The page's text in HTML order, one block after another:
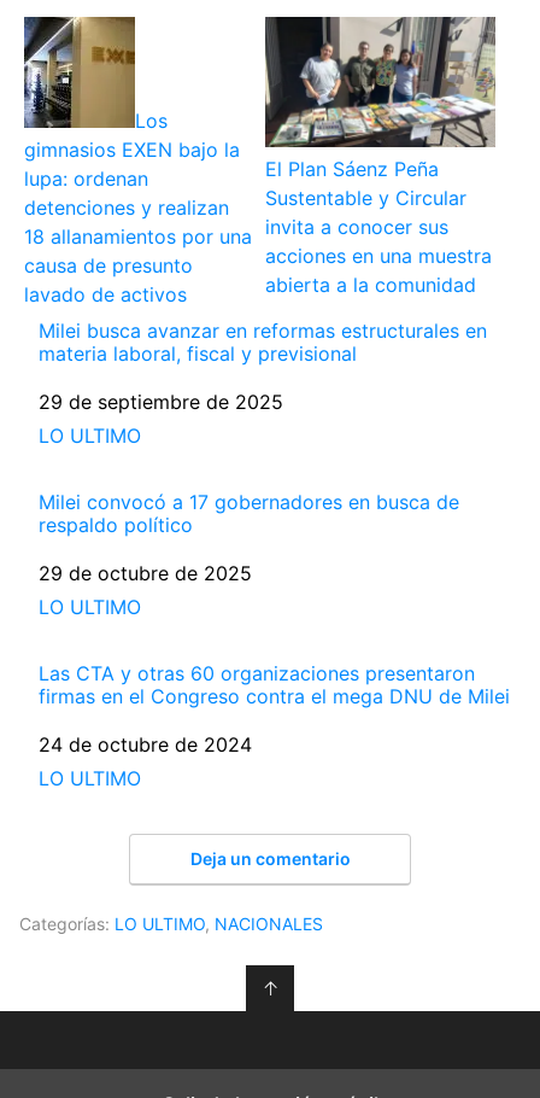
Los
gimnasios EXEN bajo la
lupa: ordenan
detenciones y realizan
18 allanamientos por una
causa de presunto
lavado de activos
El Plan Sáenz Peña
Sustentable y Circular
invita a conocer sus
acciones en una muestra
abierta a la comunidad
Milei busca avanzar en reformas estructurales en
materia laboral, fiscal y previsional
Fecha
29 de septiembre de 2025
Respecto a
LO ULTIMO
Milei convocó a 17 gobernadores en busca de
respaldo político
Fecha
29 de octubre de 2025
Respecto a
LO ULTIMO
Las CTA y otras 60 organizaciones presentaron
firmas en el Congreso contra el mega DNU de Milei
Fecha
24 de octubre de 2024
Respecto a
LO ULTIMO
Deja un comentario
Categorías: LO ULTIMO, NACIONALES
↑